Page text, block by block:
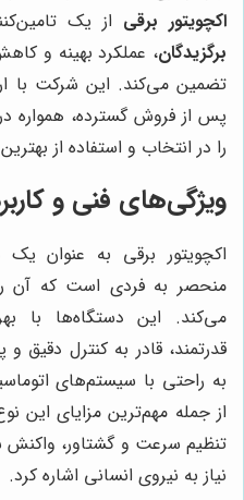
اکچویتور برقی از یک
برگزیدگان، عملکرد بهینه و
تضمین می‌کند. این شرکت با
پس از فروش گسترده، همواره
را در انتخاب و استفاده از
ویژگی‌های فنی و
اکچویتور برقی به عنوان
منحصر به فردی است که آن را
می‌کند. این دستگاه‌ها با
قدرتمند، قادر به کنترل
به راحتی با سیستم‌های
از جمله مهم‌ترین مزایای این
تنظیم سرعت و گشتاور،
نیاز به نیروی انسانی اشاره کرد.